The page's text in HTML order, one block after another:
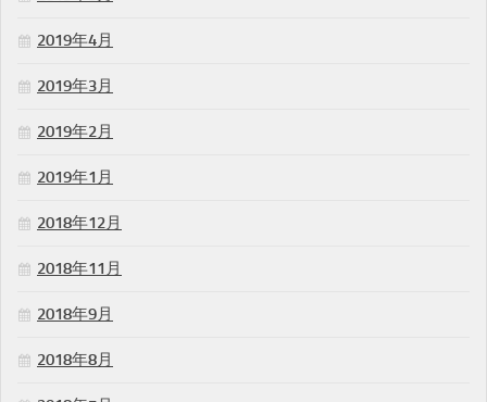
2019年4月
2019年3月
2019年2月
2019年1月
2018年12月
2018年11月
2018年9月
2018年8月